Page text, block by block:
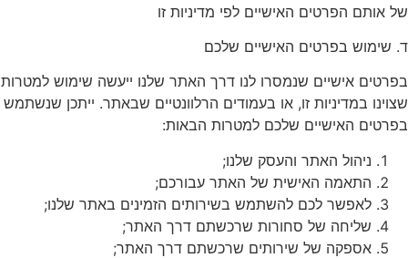
של אותם הפרטים האישיים לפי מדיניות זו
ד. שימוש בפרטים האישיים שלכם
בפרטים אישיים שנמסרו לנו דרך האתר שלנו ייעשה שימוש למטרות
שצוינו במדיניות זו, או בעמודים הרלוונטיים שבאתר. ייתכן שנשתמש
בפרטים האישיים שלכם למטרות הבאות:
ניהול האתר והעסק שלנו;
התאמה האישית של האתר עבורכם;
לאפשר לכם להשתמש בשירותים הזמינים באתר שלנו;
שליחה של סחורות שרכשתם דרך האתר;
אספקה של שירותים שרכשתם דרך האתר;